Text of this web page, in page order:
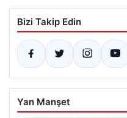
Bizi Takip Edin
Yan Manşet